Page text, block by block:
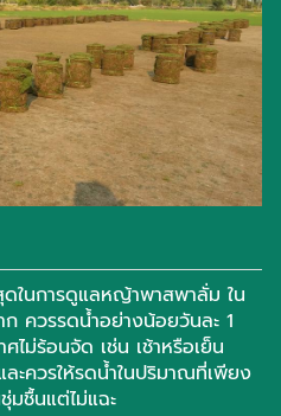
ในการดูแลหญ้าพาสพาลั่ม ใน
ควรรดน้ำอย่างน้อยวันละ 1
ไม่ร้อนจัด เช่น เช้าหรือเย็น
ะควรให้รดน้ำในปริมาณที่เพียง
มชื้นแต่ไม่แฉะ